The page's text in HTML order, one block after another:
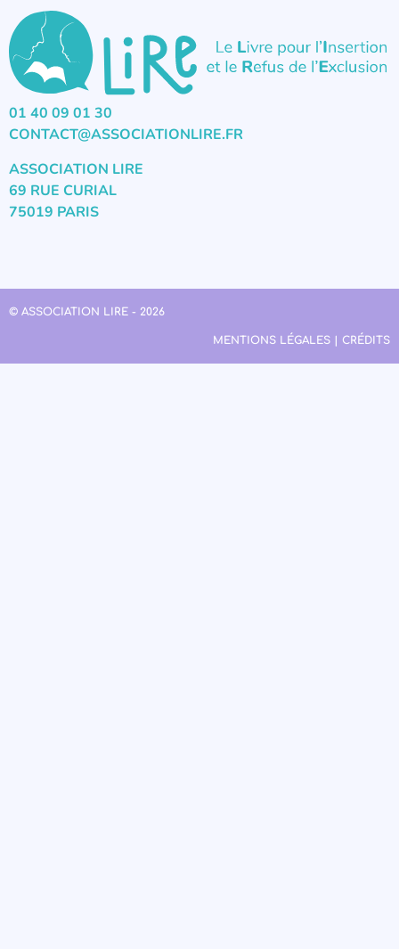
01 40 09 01 30
CONTACT@ASSOCIATIONLIRE.FR
ASSOCIATION LIRE
69 RUE CURIAL
75019 PARIS
© ASSOCIATION LIRE - 2026
MENTIONS LÉGALES | CRÉDITS